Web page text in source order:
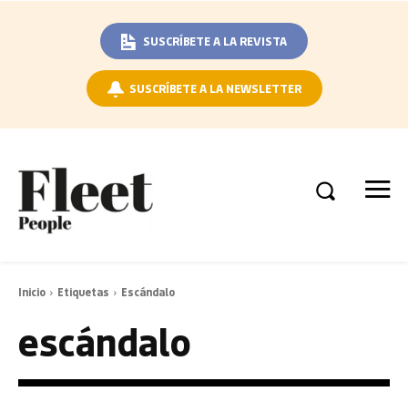
SUSCRÍBETE A LA REVISTA
SUSCRÍBETE A LA NEWSLETTER
Inicio Etiquetas Escándalo
escándalo